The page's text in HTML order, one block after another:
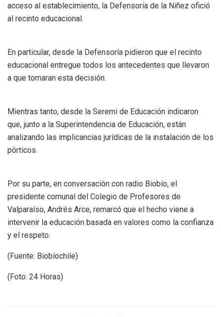
acceso al establecimiento, la Defensoría de la Niñez ofició
al recinto educacional.
En particular, desde la Defensoría pidieron que el recinto
educacional entregue todos los antecedentes que llevaron
a que tomaran esta decisión.
Mientras tanto, desde la Seremi de Educación indicaron
que, junto a la Superintendencia de Educación, están
analizando las implicancias jurídicas de la instalación de los
pórticos.
Por su parte, en conversación con radio Biobío, el
presidente comunal del Colegio de Profesores de
Valparaíso, Andrés Arce, remarcó que el hecho viene a
intervenir la educación basada en valores como la confianza
y el respeto.
(Fuente: Biobíochile)
(Foto: 24 Horas)